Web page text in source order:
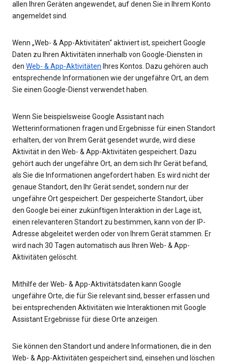
allen Ihren Geräten angewendet, auf denen Sie in Ihrem Konto
angemeldet sind.
Wenn „Web- & App-Aktivitäten“ aktiviert ist, speichert Google
Daten zu Ihren Aktivitäten innerhalb von Google-Diensten in
den Web- & App-Aktivitäten Ihres Kontos. Dazu gehören auch
entsprechende Informationen wie der ungefähre Ort, an dem
Sie einen Google-Dienst verwendet haben.
Wenn Sie beispielsweise Google Assistant nach
Wetterinformationen fragen und Ergebnisse für einen Standort
erhalten, der von Ihrem Gerät gesendet wurde, wird diese
Aktivität in den Web- & App-Aktivitäten gespeichert. Dazu
gehört auch der ungefähre Ort, an dem sich Ihr Gerät befand,
als Sie die Informationen angefordert haben. Es wird nicht der
genaue Standort, den Ihr Gerät sendet, sondern nur der
ungefähre Ort gespeichert. Der gespeicherte Standort, über
den Google bei einer zukünftigen Interaktion in der Lage ist,
einen relevanteren Standort zu bestimmen, kann von der IP-
Adresse abgeleitet werden oder von Ihrem Gerät stammen. Er
wird nach 30 Tagen automatisch aus Ihren Web- & App-
Aktivitäten gelöscht.
Mithilfe der Web- & App-Aktivitätsdaten kann Google
ungefähre Orte, die für Sie relevant sind, besser erfassen und
bei entsprechenden Aktivitäten wie Interaktionen mit Google
Assistant Ergebnisse für diese Orte anzeigen.
Sie können den Standort und andere Informationen, die in den
Web- & App-Aktivitäten gespeichert sind, einsehen und löschen